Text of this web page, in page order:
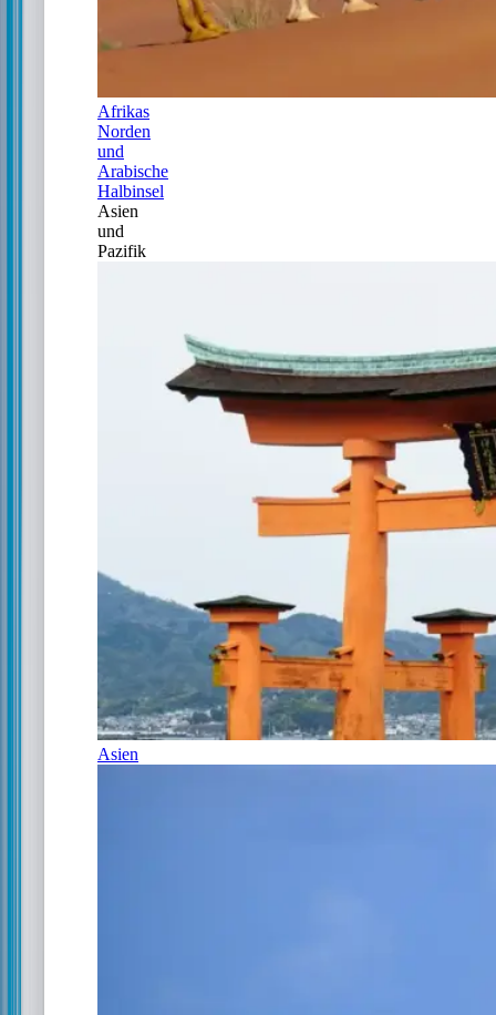
Afrikas
Norden
und
Arabische
Halbinsel
Asien
und
Pazifik
Asien